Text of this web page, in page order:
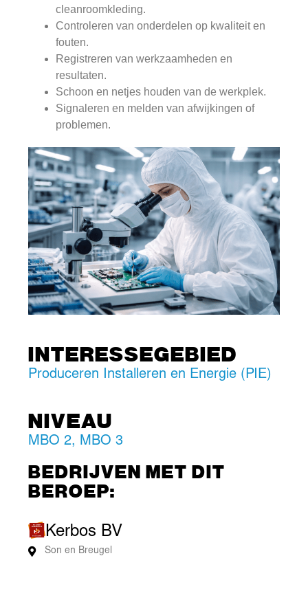
cleanroomkleding.
Controleren van onderdelen op kwaliteit en
fouten.
Registreren van werkzaamheden en
resultaten.
Schoon en netjes houden van de werkplek.
Signaleren en melden van afwijkingen of
problemen.
INTERESSEGEBIED
Produceren Installeren en Energie (PIE)
NIVEAU
MBO 2, MBO 3
BEDRIJVEN MET DIT
BEROEP:
Kerbos BV
Son en Breugel